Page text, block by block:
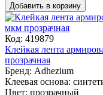
Добавить в корзину
Код: 419879
Клейкая лента
прозрачная
Бренд: Adhezium
Клеевая основа:
Цвет: прозрачный